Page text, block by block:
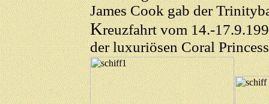
James Cook gab der
Kreuzfahrt vom 14.-
der luxuriösen Coral